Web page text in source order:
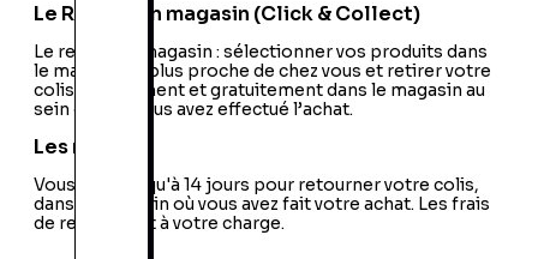
Le Retrait en magasin (Click & Collect)
Le retrait en magasin : sélectionner vos produits dans
le magasin le plus proche de chez vous et retirer votre
colis directement et gratuitement dans le magasin au
sein duquel vous avez effectué l’achat.
Les retours
Vous avez jusqu'à 14 jours pour retourner votre colis,
dans le magasin où vous avez fait votre achat. Les frais
de retour sont à votre charge.